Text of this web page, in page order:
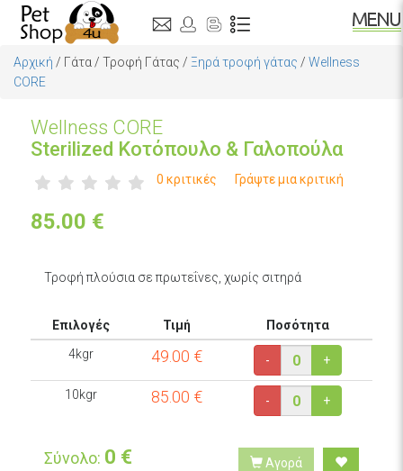
Αρχική / Γάτα / Τροφή Γάτας / Ξηρά τροφή γάτας / Wellness
CORE
Wellness CORE
Sterilized Κοτόπουλο & Γαλοπούλα
0 κριτικές Γράψτε μια κριτική
85.00 €
Τροφή πλούσια σε πρωτεΐνες, χωρίς σιτηρά
Επιλογές Τιμή
Ποσότητα
4kgr
49.00 € - +
10kgr 85.00 € - +
Σύνολο: 0 € Αγορά